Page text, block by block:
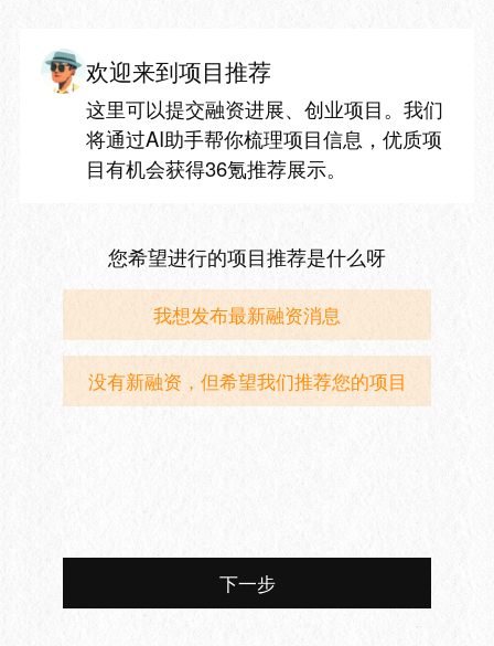
欢迎来到项目推荐
这里可以提交融资进展、创业项目。我们
将通过AI助手帮你梳理项目信息，优质项
目有机会获得36氪推荐展示。
您希望进行的项目推荐是什么呀
我想发布最新融资消息
没有新融资，但希望我们推荐您的项目
下一步